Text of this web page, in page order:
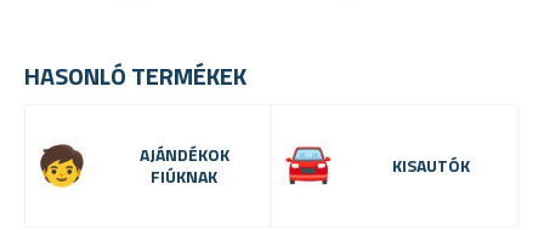
HASONLÓ TERMÉKEK
AJÁNDÉKOK
FIÚKNAK
KISAUTÓK